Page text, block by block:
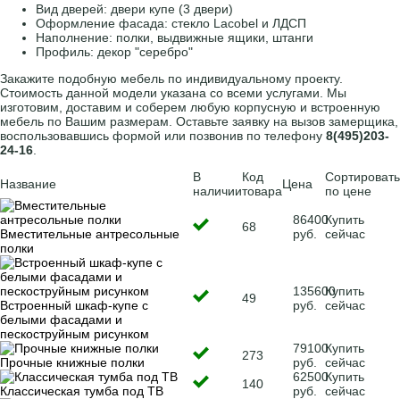
Вид дверей: двери купе (3 двери)
Оформление фасада: стекло Lacobel и ЛДСП
Наполнение: полки, выдвижные ящики, штанги
Профиль: декор "серебро"
Закажите подобную мебель по индивидуальному проекту.
Стоимость данной модели указана со всеми услугами. Мы
изготовим, доставим и соберем любую корпусную и встроенную
мебель по Вашим размерам. Оставьте заявку на вызов замерщика,
воспользовавшись формой или позвонив по телефону 8(495)203-
24-16
Название
В
наличии
Код
товараЦена
Сортировать
по цене
Вместительные антресольные
полки
68
86400
руб.
Купить
сейчас
Встроенный шкаф-купе с
белыми фасадами и
пескоструйным рисунком
49
135600
руб.
Купить
сейчас
Прочные книжные полки 273
79100
руб.
Купить
сейчас
Классическая тумба под ТВ
140
62500
руб.
Купить
сейчас